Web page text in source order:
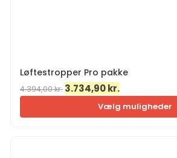
Løftestropper Pro pakke
4.394,00kr. Den
oprindelige
pris
3.734,90kr.
aktuelle
pris
Vælg muligheder